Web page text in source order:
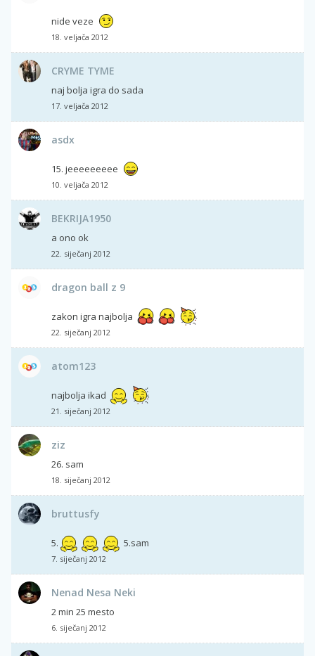
nide veze
18. veljača 2012
CRYME TYME
naj bolja igra do sada
17. veljača 2012
asdx
15. jeeeeeeeee
10. veljača 2012
BEKRIJA1950
a ono ok
22. siječanj 2012
dragon ball z 9
zakon igra najbolja
22. siječanj 2012
atom123
najbolja ikad
21. siječanj 2012
ziz
26. sam
18. siječanj 2012
bruttusfy
5. 5.sam
7. siječanj 2012
Nenad Nesa Neki
2 min 25 mesto
6. siječanj 2012